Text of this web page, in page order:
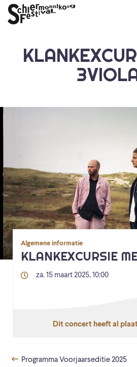
Algemene informatie
KLANKEXCURSIE
za. 15 maart 2025, 10:00
Dit concert heeft al
Programma Voorjaarseditie 2025